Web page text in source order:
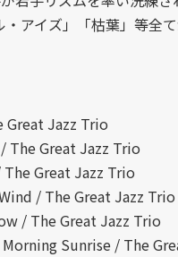
アイズ」「枯葉」等全
Great Jazz Trio
The Great Jazz Trio
Great Jazz Trio
/ The Great Jazz Trio
/ The Great Jazz Trio
Sunrise / The